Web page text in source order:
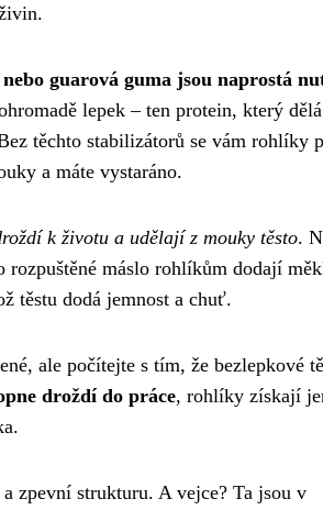
guarová guma jsou naprostá
lepek – ten protein, který
těchto stabilizátorů se vám rohlíky
a máte vystaráno.
k životu a udělají z mouky těsto.
máslo rohlíkům dodají
těstu dodá jemnost a chuť.
ale počítejte s tím, že bezlepkové
droždí do práce, rohlíky získají
zpevní strukturu. A vejce? Ta jsou v